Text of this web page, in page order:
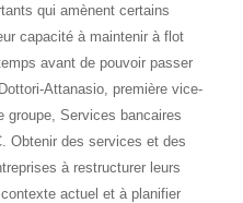
qui amènent certains
capacité à maintenir à flot
avant de pouvoir passer
Attanasio, première vice-
groupe, Services bancaires
Obtenir des services et des
à restructurer leurs
actuel et à planifier